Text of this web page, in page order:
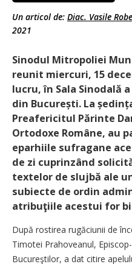
Un articol de: Diac. Vasile
2021
Sinodul Mitropoliei
reunit miercuri, 15
lucru, în Sala Sinodală
din București. La
Preafericitul Părinte
Ortodoxe Române, au
eparhiile sufragane
de zi cuprinzând
textelor de slujbă ale
subiecte de ordin
atribuţiile acestui for
După rostirea rugăciunii de
Timotei Prahoveanul,
Bucureştilor, a dat citire